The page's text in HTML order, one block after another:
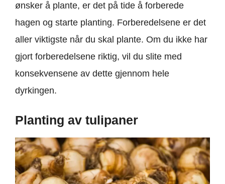
ønsker å plante, er det på tide å forberede
hagen og starte planting. Forberedelsene er det
aller viktigste når du skal plante. Om du ikke har
gjort forberedelsene riktig, vil du slite med
konsekvensene av dette gjennom hele
dyrkingen.
Planting av tulipaner